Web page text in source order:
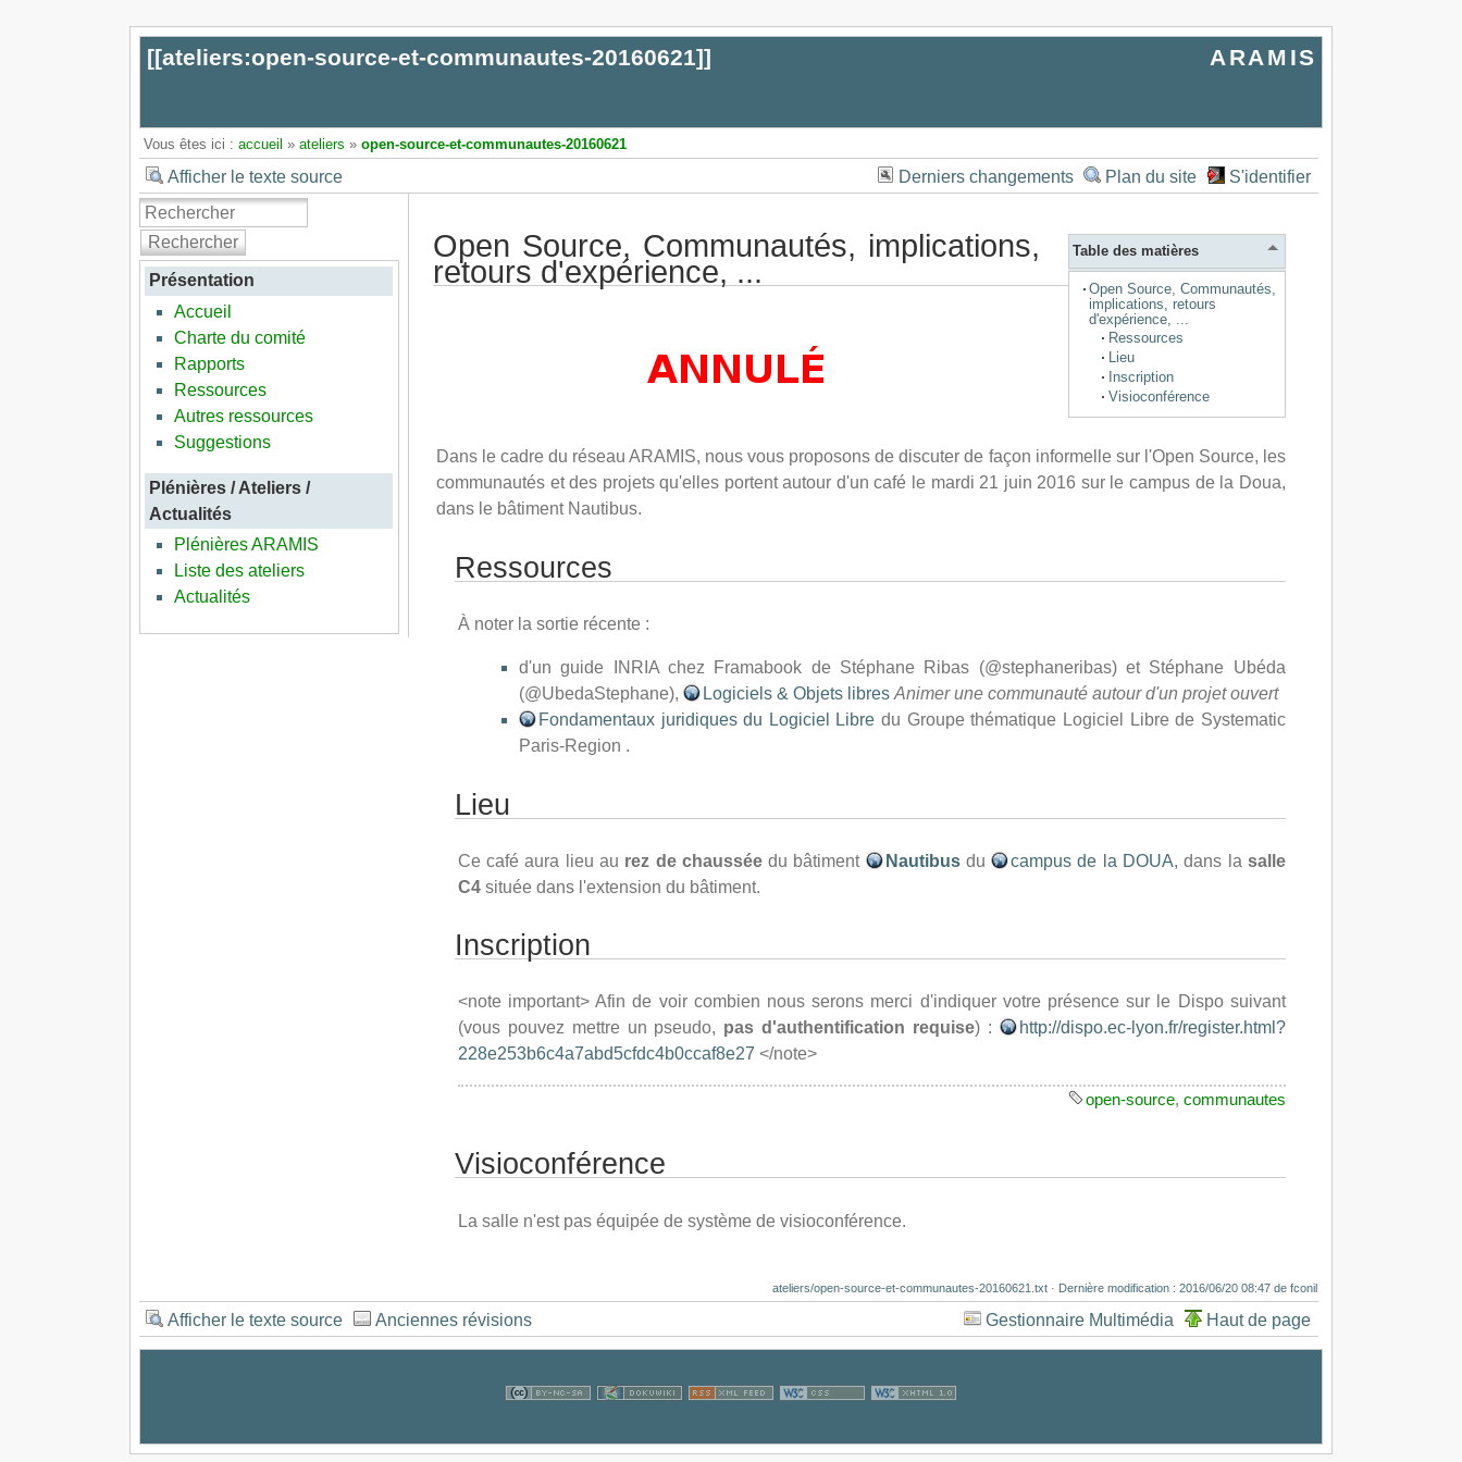
[[ateliers:open-source-et-communautes-20160621]] ARAMIS
Vous êtes ici : accueil » ateliers » open-source-et-communautes-20160621
Afficher le texte source Derniers changements Plan du site S'identifier
Rechercher
Présentation
Accueil
Charte du comité
Rapports
Ressources
Autres ressources
Suggestions
Plénières / Ateliers /
Actualités
Plénières ARAMIS
Liste des ateliers
Actualités
Table des matières
Open Source, Communautés,
implications, retours
d'expérience, ...
Ressources
Lieu
Inscription
Visioconférence
Open Source, Communautés, implications,
retours d'expérience, ...
Dans le cadre du réseau ARAMIS, nous vous proposons de discuter de façon informelle sur l'Open Source, les
communautés et des projets qu'elles portent autour d'un café le mardi 21 juin 2016 sur le campus de la Doua,
dans le bâtiment Nautibus.
Ressources
À noter la sortie récente :
d'un guide INRIA chez Framabook de Stéphane Ribas (@stephaneribas) et Stéphane Ubéda
(@UbedaStephane),
Logiciels & Objets libres Animer une communauté autour d'un projet ouvert
Fondamentaux juridiques du Logiciel Libre du Groupe thématique Logiciel Libre de Systematic
Paris-Region .
Lieu
Ce café aura lieu au rez de chausséedu bâtiment Nautibusdu campus de la DOUA, dans la salle
C4située dans l'extension du bâtiment.
Inscription
<note important> Afin de voir combien nous serons merci d'indiquer votre présence sur le Dispo suivant
(vous pouvez mettre un pseudo, pas d'authentification requise) :
http://dispo.ec-lyon.fr/register.html?
228e253b6c4a7abd5cfdc4b0ccaf8e27 </note>
open-source, communautes
Visioconférence
La salle n'est pas équipée de système de visioconférence.
ateliers/open-source-et-communautes-20160621.txt· Dernière modification : 2016/06/20 08:47de fconil
Afficher le texte source Anciennes révisions Gestionnaire Multimédia Haut de page